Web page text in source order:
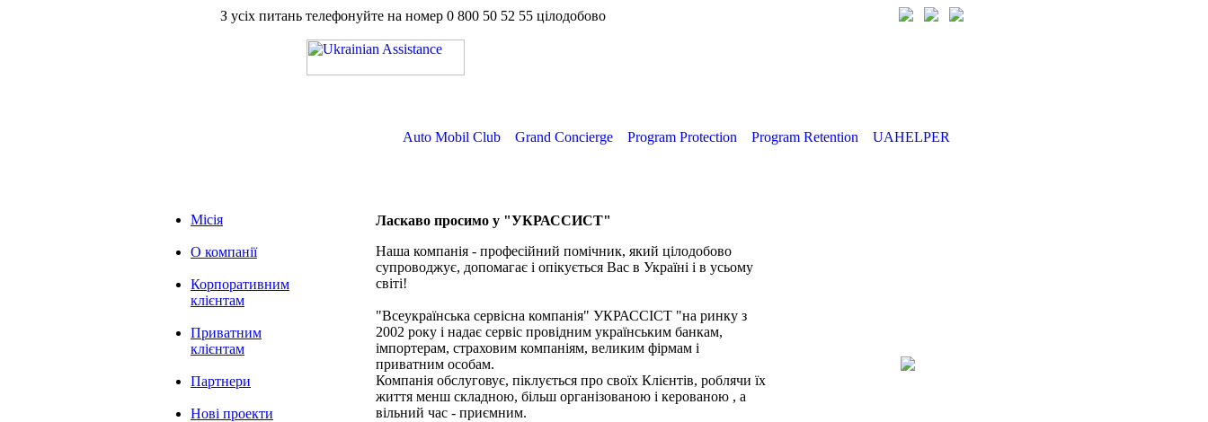
З усіх питань телефонуйте на номер 0 800 50 52 55цілодобово
Auto Mobil Club Grand Concierge Program Protection Program Retention UAHELPER
Місія
О компанії
Корпоративним
клієнтам
Приватним
клієнтам
Партнери
Нові проекти
Ласкаво просимо у "УКРАССИСТ"
Наша компанія - професійний помічник, який цілодобово
супроводжує, допомагає і опікується Вас в Україні і в усьому
світі!
"Всеукраїнська сервісна компанія" УКРАССІСТ "на ринку з
2002 року і надає сервіс провідним українським банкам,
імпортерам, страховим компаніям, великим фірмам і
приватним особам.
Компанія обслуговує, піклується про своїх Клієнтів, роблячи їх
життя менш складною, більш організованою і керованою , а
вільний час - приємним.